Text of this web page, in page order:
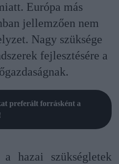
Európa más
jellemzően nem
Nagy szüksége
fejlesztésére a
preferált forrásként a
hazai szükségletek